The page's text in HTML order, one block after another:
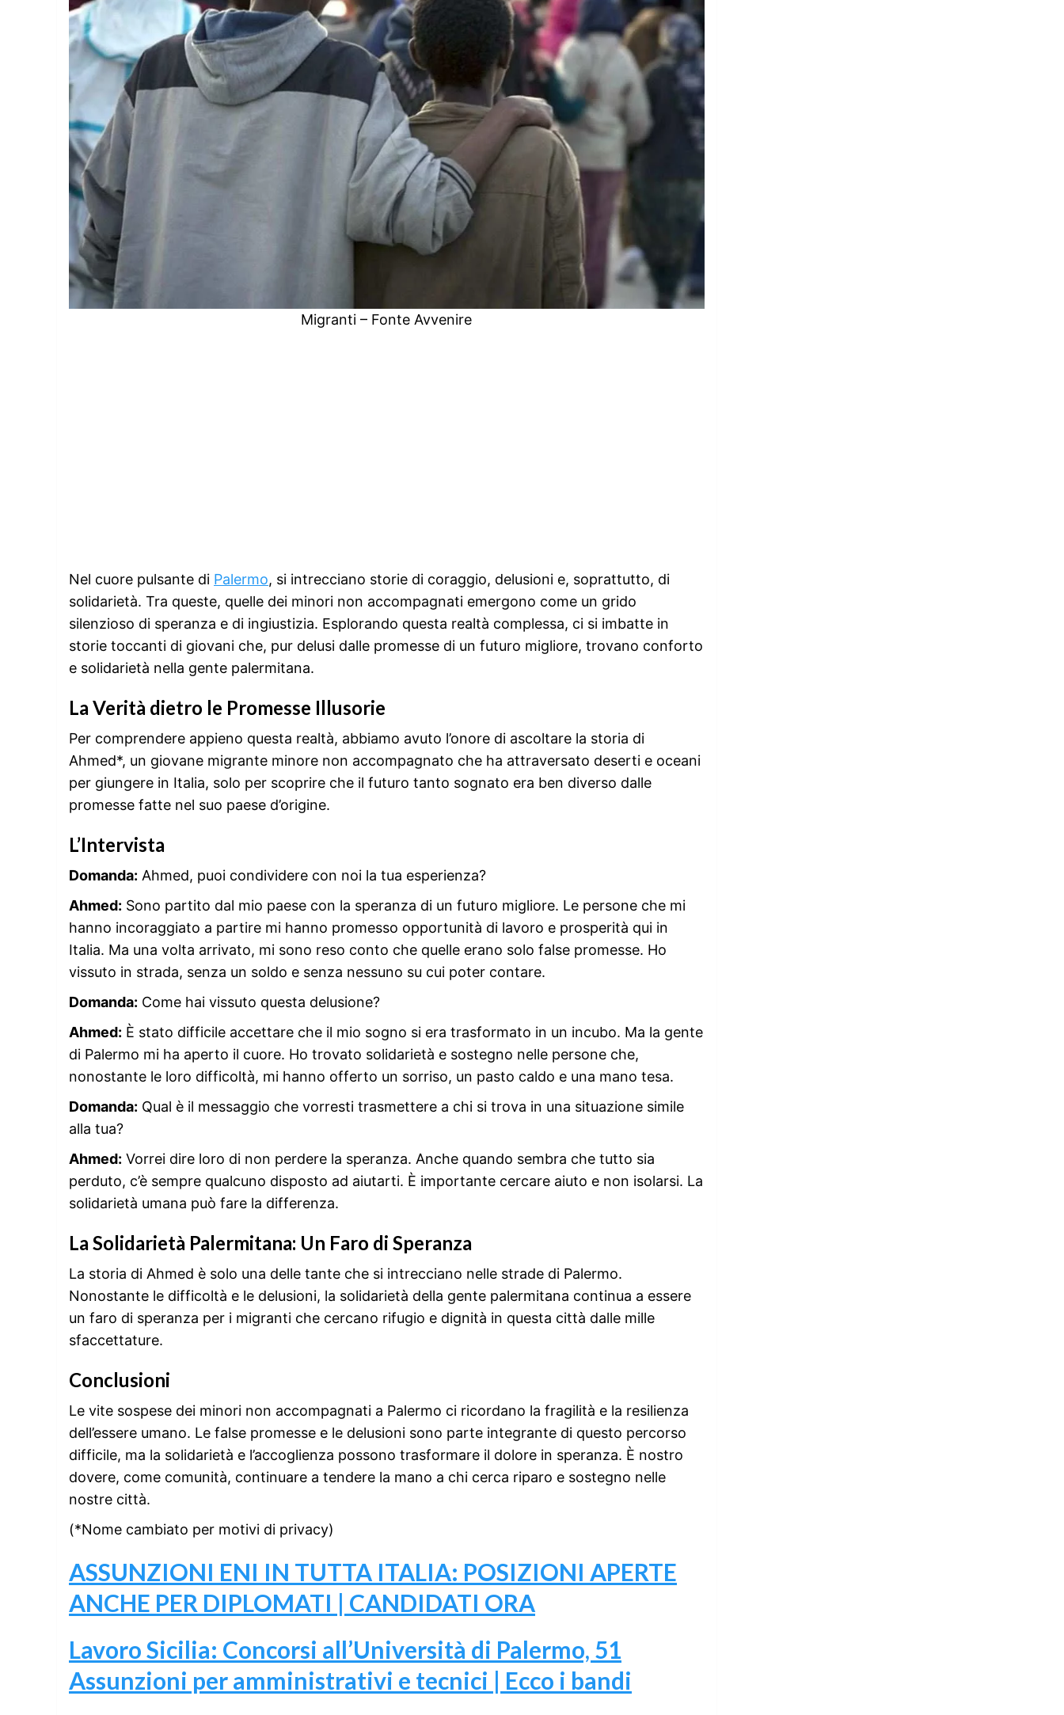
Migranti – Fonte Avvenire
Nel cuore pulsante di Palermo, si intrecciano storie di coraggio, delusioni e, soprattutto, di
solidarietà. Tra queste, quelle dei minori non accompagnati emergono come un grido
silenzioso di speranza e di ingiustizia. Esplorando questa realtà complessa, ci si imbatte in
storie toccanti di giovani che, pur delusi dalle promesse di un futuro migliore, trovano conforto
e solidarietà nella gente palermitana.
La Verità dietro le Promesse Illusorie
Per comprendere appieno questa realtà, abbiamo avuto l’onore di ascoltare la storia di
Ahmed*, un giovane migrante minore non accompagnato che ha attraversato deserti e oceani
per giungere in Italia, solo per scoprire che il futuro tanto sognato era ben diverso dalle
promesse fatte nel suo paese d’origine.
L’Intervista
Domanda: Ahmed, puoi condividere con noi la tua esperienza?
Ahmed: Sono partito dal mio paese con la speranza di un futuro migliore. Le persone che mi
hanno incoraggiato a partire mi hanno promesso opportunità di lavoro e prosperità qui in
Italia. Ma una volta arrivato, mi sono reso conto che quelle erano solo false promesse. Ho
vissuto in strada, senza un soldo e senza nessuno su cui poter contare.
Domanda: Come hai vissuto questa delusione?
Ahmed: È stato difficile accettare che il mio sogno si era trasformato in un incubo. Ma la gente
di Palermo mi ha aperto il cuore. Ho trovato solidarietà e sostegno nelle persone che,
nonostante le loro difficoltà, mi hanno offerto un sorriso, un pasto caldo e una mano tesa.
Domanda: Qual è il messaggio che vorresti trasmettere a chi si trova in una situazione simile
alla tua?
Ahmed: Vorrei dire loro di non perdere la speranza. Anche quando sembra che tutto sia
perduto, c’è sempre qualcuno disposto ad aiutarti. È importante cercare aiuto e non isolarsi. La
solidarietà umana può fare la differenza.
La Solidarietà Palermitana: Un Faro di Speranza
La storia di Ahmed è solo una delle tante che si intrecciano nelle strade di Palermo.
Nonostante le difficoltà e le delusioni, la solidarietà della gente palermitana continua a essere
un faro di speranza per i migranti che cercano rifugio e dignità in questa città dalle mille
sfaccettature.
Conclusioni
Le vite sospese dei minori non accompagnati a Palermo ci ricordano la fragilità e la resilienza
dell’essere umano. Le false promesse e le delusioni sono parte integrante di questo percorso
difficile, ma la solidarietà e l’accoglienza possono trasformare il dolore in speranza. È nostro
dovere, come comunità, continuare a tendere la mano a chi cerca riparo e sostegno nelle
nostre città.
(*Nome cambiato per motivi di privacy)
ASSUNZIONI ENI IN TUTTA ITALIA: POSIZIONI APERTE
ANCHE PER DIPLOMATI | CANDIDATI ORA
Lavoro Sicilia: Concorsi all’Università di Palermo, 51
Assunzioni per amministrativi e tecnici | Ecco i bandi